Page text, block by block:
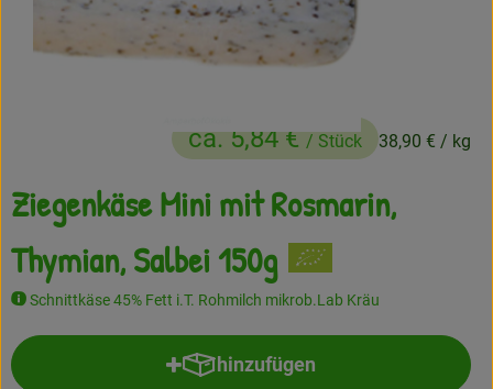
Haltbares
Gratis Ökokiste im Wert von 25 Euro
Veranstaltungen
Ziegenkäse Mini mit Rosmarin,
Thymian, Salbei 150g
Schnittkäse 45% Fett i.T. Rohmilch mikrob.Lab Kräu
ca. 5,84 €/ Stück 38,90 € / kg
hinzufügen
Produkt zum Warenkorb